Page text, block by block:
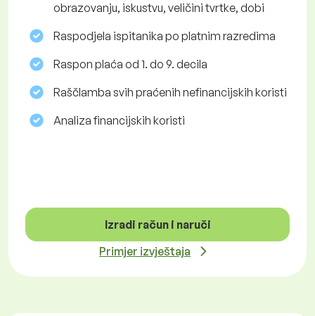
obrazovanju, iskustvu, veličini tvrtke, dobi
Raspodjela ispitanika po platnim razredima
Raspon plaća od 1. do 9. decila
Raščlamba svih praćenih nefinancijskih koristi
Analiza financijskih koristi
Izradi račun i naruči
Primjer izvještaja